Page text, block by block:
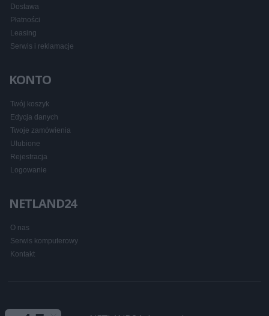
Dostawa
Płatności
Leasing
Serwis i reklamacje
KONTO
Twój koszyk
Edycja danych
Twoje zamówienia
Ulubione
Rejestracja
Logowanie
NETLAND24
O nas
Serwis komputerowy
Kontakt